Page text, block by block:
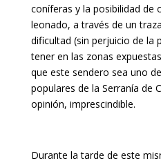
coníferas y la posibilidad de
leonado, a través de un
dificultad (sin perjuicio de la
tener en las zonas
que este sendero sea uno
populares de la Serranía de
opinión, imprescindible.
Durante la tarde de este